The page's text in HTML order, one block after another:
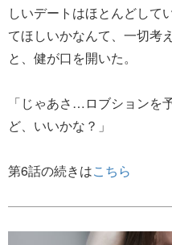
しいデートはほとんどして
てほしいかなんて、一切考
と、健が口を開いた。
「じゃあさ…ロブションを
ど、いいかな？」
第6話の続きはこちら